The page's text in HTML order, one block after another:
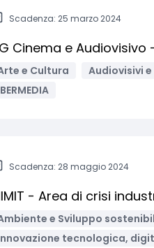
Scadenza: 25 marzo 2024
Cinema e Audiovisivo
e Cultura Audiovisivi
Scadenza: 28 maggio 2024
- Area di crisi
e Sviluppo
tecnologica,